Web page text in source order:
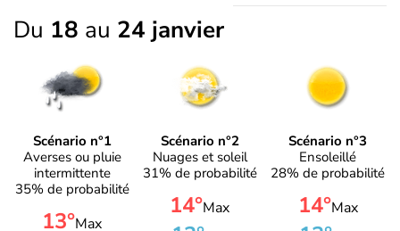
Du 18 au 24 janvier
Scénario n°1
Averses ou pluie
intermittente
35% de probabilité
13°Max
Scénario n°2
Nuages et soleil
31% de probabilité
14°Max
Scénario n°3
Ensoleillé
28% de probabilité
14°Max